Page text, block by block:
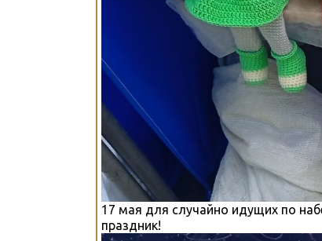
17 мая для случайно идущих по
праздник!